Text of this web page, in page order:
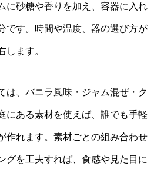
に砂糖や香りを加え、容器に入れ
です。時間や温度、器の選び方が
します。
は、バニラ風味・ジャム混ぜ・ク
にある素材を使えば、誰でも手軽
作れます。素材ごとの組み合わせ
グを工夫すれば、食感や見た目に